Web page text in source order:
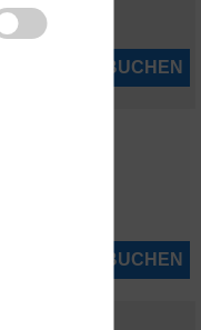
JETZT BUCHEN
JETZT BUCHEN